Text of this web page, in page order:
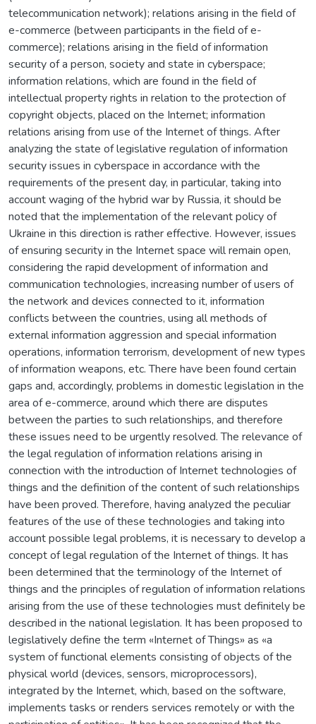
telecommunication network); relations arising in the field of
e-commerce (between participants in the field of e-
commerce); relations arising in the field of information
security of a person, society and state in cyberspace;
information relations, which are found in the field of
intellectual property rights in relation to the protection of
copyright objects, placed on the Internet; information
relations arising from use of the Internet of things. After
analyzing the state of legislative regulation of information
security issues in cyberspace in accordance with the
requirements of the present day, in particular, taking into
account waging of the hybrid war by Russia, it should be
noted that the implementation of the relevant policy of
Ukraine in this direction is rather effective. However, issues
of ensuring security in the Internet space will remain open,
considering the rapid development of information and
communication technologies, increasing number of users of
the network and devices connected to it, information
conflicts between the countries, using all methods of
external information aggression and special information
operations, information terrorism, development of new types
of information weapons, etc. There have been found certain
gaps and, accordingly, problems in domestic legislation in the
area of e-commerce, around which there are disputes
between the parties to such relationships, and therefore
these issues need to be urgently resolved. The relevance of
the legal regulation of information relations arising in
connection with the introduction of Internet technologies of
things and the definition of the content of such relationships
have been proved. Therefore, having analyzed the peculiar
features of the use of these technologies and taking into
account possible legal problems, it is necessary to develop a
concept of legal regulation of the Internet of things. It has
been determined that the terminology of the Internet of
things and the principles of regulation of information relations
arising from the use of these technologies must definitely be
described in the national legislation. It has been proposed to
legislatively define the term «Internet of Things» as «a
system of functional elements consisting of objects of the
physical world (devices, sensors, microprocessors),
integrated by the Internet, which, based on the software,
implements tasks or renders services remotely or with the